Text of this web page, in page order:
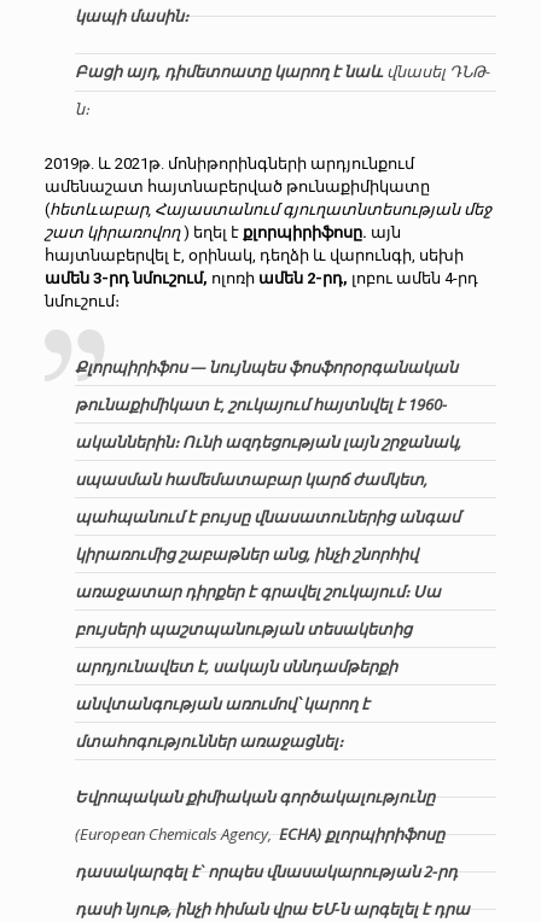
կապի մասին։
Բացի այդ, դիմետոատը կարող է նաևվնասել ԴՆԹ-
ն։
2019թ. և 2021թ. մոնիթորինգների արդյունքում
ամենաշատ հայտնաբերված թունաքիմիկատը
(հետևաբար, Հայաստանում գյուղատնտեսության մեջ
շատ կիրառովող) եղել է քլորպիրիֆոսը. այն
հայտնաբերվել է, օրինակ, դեղձի և վարունգի, սեխի
ամեն 3-րդ նմուշում, ոլոռի ամեն 2-րդ, լոբու ամեն 4-րդ
նմուշում։
Քլորպիրիֆոս — նույնպես ֆոսֆորօրգանական
թունաքիմիկատ է, շուկայում հայտնվել է 1960-
ականներին։ Ունի ազդեցության լայն շրջանակ,
սպասման համեմատաբար կարճ ժամկետ,
պահպանում է բույսը վնասատուներից անգամ
կիրառումից շաբաթներ անց, ինչի շնորհիվ
առաջատար դիրքեր է գրավել շուկայում։ Սա
բույսերի պաշտպանության տեսակետից
արդյունավետ է, սակայն սննդամթերքի
անվտանգության առումով՝ կարող է
մտահոգություններ առաջացնել։
Եվրոպական քիմիական գործակալությունը
(European Chemicals Agency,ECHA) քլորպիրիֆոսը
դասակարգել է` որպես վնասակարության 2-րդ
դասի նյութ, ինչի հիման վրա ԵՄ-ն արգելել է դրա